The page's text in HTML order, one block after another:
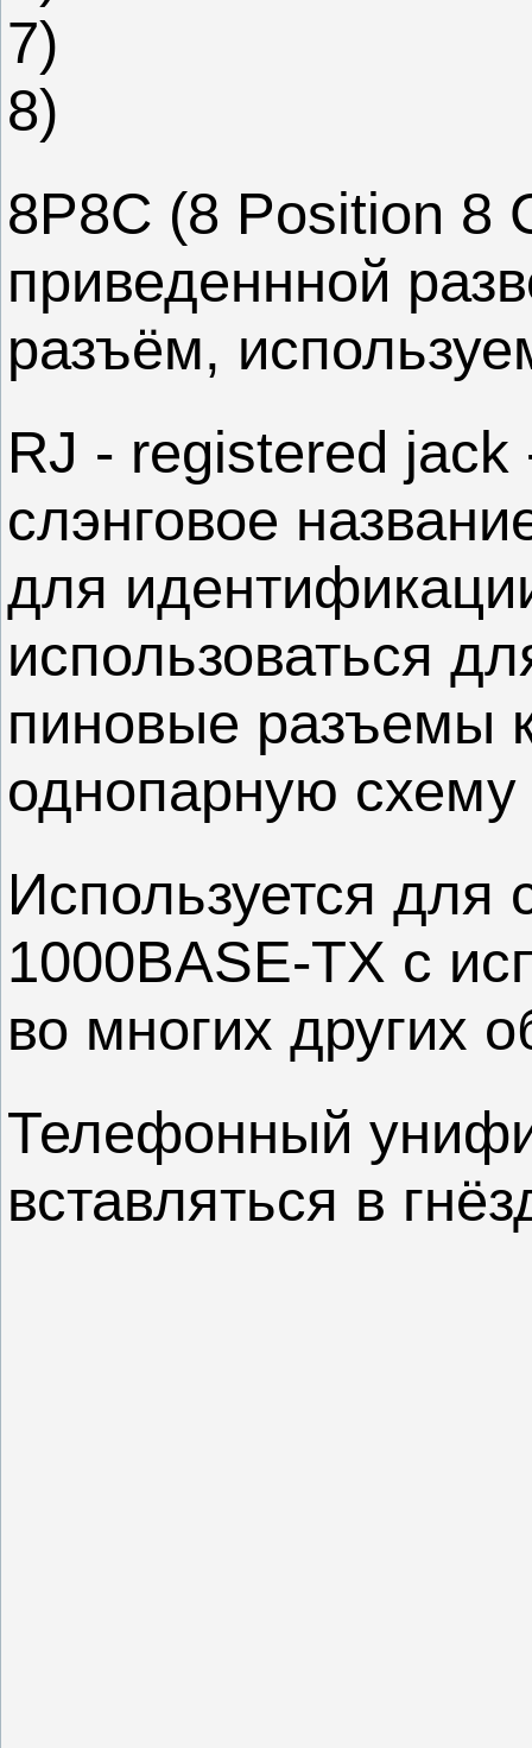
7)
8)
8P8C (8 Position 8
приведеннной
разъём,
RJ - registered
слэнговое
для
использоваться
пиновые разъемы
однопарную схему
Используется для
1000BASE-TX с
во многих других
Телефонный
вставляться в